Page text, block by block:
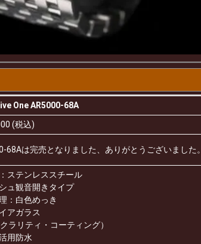
One AR5000-68A
(税込)
68Aは完売となりました、ありがとうございました。
ステンレススチール
ュ観音開きタイプ
：白色めっき
アガラス
クラリティ・コーティング）
用防水